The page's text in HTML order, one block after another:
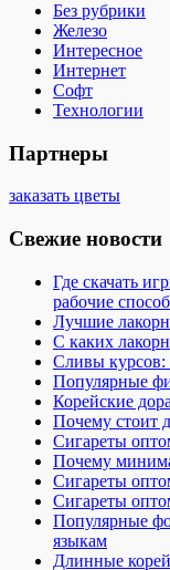
Без рубрики
Железо
Интересное
Интернет
Софт
Технологии
Партнеры
заказать цветы
Свежие новости
Где скачать
рабочие
Лучшие
С каких
Сливы курсов:
Популярные
Корейские
Почему стоит
Сигареты
Почему
Сигареты
Сигареты
Популярные
языкам
Длинные